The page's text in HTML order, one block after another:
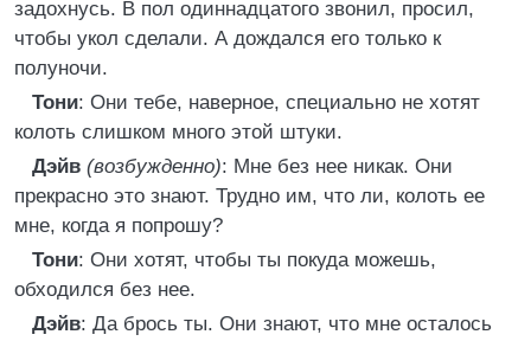
задохнусь. В пол одиннадцатого звонил, просил,
чтобы укол сделали. А дождался его только к
полуночи.
Тони: Они тебе, наверное, специально не хотят
колоть слишком много этой штуки.
Дэйв (возбужденно): Мне без нее никак. Они
прекрасно это знают. Трудно им, что ли, колоть ее
мне, когда я попрошу?
Тони: Они хотят, чтобы ты покуда можешь,
обходился без нее.
Дэйв: Да брось ты. Они знают, что мне осталось